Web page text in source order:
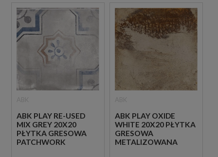
ABK PLAY RE-USED
MIX GREY 20X20
PŁYTKA GRESOWA
PATCHWORK
ABK PLAY OXIDE
WHITE 20X20 PŁYTKA
GRESOWA
METALIZOWANA